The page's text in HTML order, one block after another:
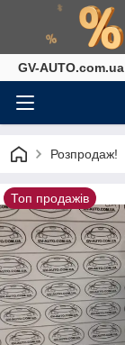
GV-AUTO.com.ua
Розпродаж!
Топ продажів